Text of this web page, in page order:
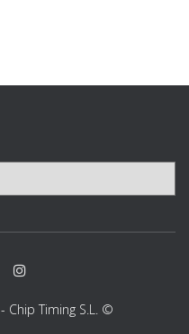
Chip Timing S.L. ©